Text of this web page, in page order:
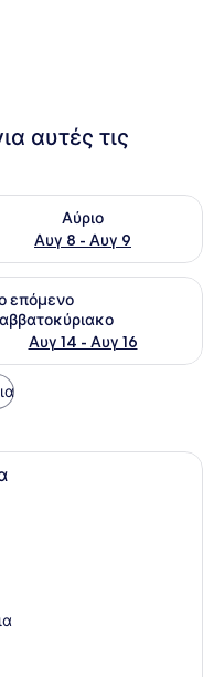
αυτές τις
7 - Αυγ 8
Αύριο
Αυγ 8 - Αυγ 9
διαθεσιμότητας
σαββατοκύριακο
επόμενο
Αυγ 14 - Αυγ 16
διαθεσιμότητας
με δύο